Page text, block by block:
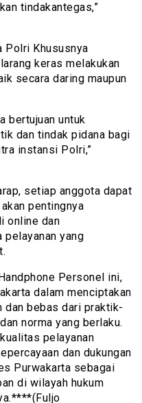
tindakantegas,”
Polri Khususnya
keras melakukan
secara daring maupun
bertujuan untuk
dan tindak pidana bagi
instansi Polri,”
setiap anggota dapat
pentingnya
online dan
yang
Personel ini,
dalam menciptakan
dan bebas dari praktik-
norma yang berlaku.
pelayanan
dan dukungan
Purwakarta sebagai
di wilayah hukum